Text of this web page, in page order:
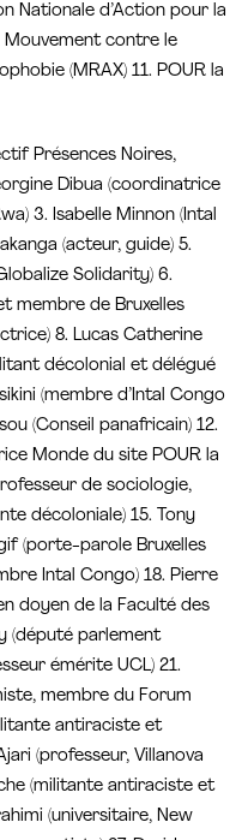
Nationale d’Action pour la
Mouvement contre le
(MRAX) 11. POUR la
Présences Noires,
Dibua (coordinatrice
3. Isabelle Minnon (Intal
(acteur, guide) 5.
Solidarity) 6.
membre de Bruxelles
8. Lucas Catherine
décolonial et délégué
(membre d’Intal Congo
(Conseil panafricain) 12.
Monde du site POUR la
de sociologie,
décoloniale) 15. Tony
(porte-parole Bruxelles
Intal Congo) 18. Pierre
doyen de la Faculté des
(député parlement
émérite UCL) 21.
membre du Forum
antiraciste et
(professeur, Villanova
(militante antiraciste et
(universitaire, New